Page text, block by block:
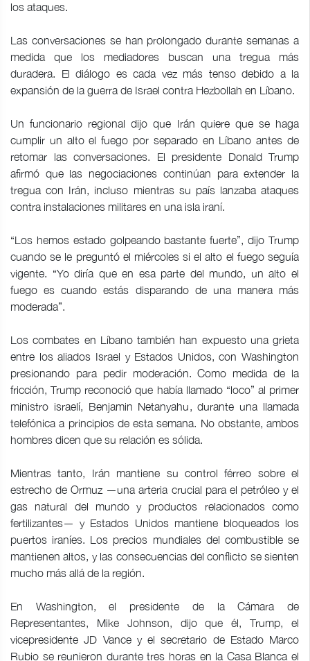
los ataques.
Las conversaciones se han prolongado durante semanas a
medida que los mediadores buscan una tregua más
duradera. El diálogo es cada vez más tenso debido a la
expansión de la guerra de Israel contra Hezbollah en Líbano.
Un funcionario regional dijo que Irán quiere que se haga
cumplir un alto el fuego por separado en Líbano antes de
retomar las conversaciones. El presidente Donald Trump
afirmó que las negociaciones continúan para extender la
tregua con Irán, incluso mientras su país lanzaba ataques
contra instalaciones militares en una isla iraní.
“Los hemos estado golpeando bastante fuerte”, dijo Trump
cuando se le preguntó el miércoles si el alto el fuego seguía
vigente. “Yo diría que en esa parte del mundo, un alto el
fuego es cuando estás disparando de una manera más
moderada”.
Los combates en Líbano también han expuesto una grieta
entre los aliados Israel y Estados Unidos, con Washington
presionando para pedir moderación. Como medida de la
fricción, Trump reconoció que había llamado “loco” al primer
ministro israelí, Benjamin Netanyahu, durante una llamada
telefónica a principios de esta semana. No obstante, ambos
hombres dicen que su relación es sólida.
Mientras tanto, Irán mantiene su control férreo sobre el
estrecho de Ormuz —una arteria crucial para el petróleo y el
gas natural del mundo y productos relacionados como
fertilizantes— y Estados Unidos mantiene bloqueados los
puertos iraníes. Los precios mundiales del combustible se
mantienen altos, y las consecuencias del conflicto se sienten
mucho más allá de la región.
En Washington, el presidente de la Cámara de
Representantes, Mike Johnson, dijo que él, Trump, el
vicepresidente JD Vance y el secretario de Estado Marco
Rubio se reunieron durante tres horas en la Casa Blanca el